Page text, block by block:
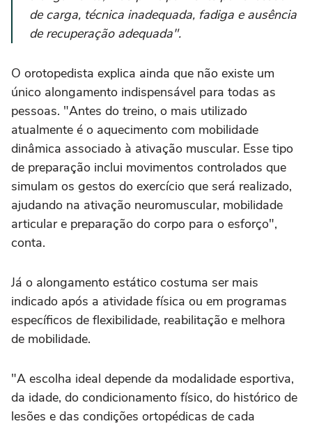
de carga, técnica inadequada, fadiga e ausência
de recuperação adequada".
O orotopedista explica ainda que não existe um
único alongamento indispensável para todas as
pessoas. "Antes do treino, o mais utilizado
atualmente é o aquecimento com mobilidade
dinâmica associado à ativação muscular. Esse tipo
de preparação inclui movimentos controlados que
simulam os gestos do exercício que será realizado,
ajudando na ativação neuromuscular, mobilidade
articular e preparação do corpo para o esforço",
conta.
Já o alongamento estático costuma ser mais
indicado após a atividade física ou em programas
específicos de flexibilidade, reabilitação e melhora
de mobilidade.
"A escolha ideal depende da modalidade esportiva,
da idade, do condicionamento físico, do histórico de
lesões e das condições ortopédicas de cada